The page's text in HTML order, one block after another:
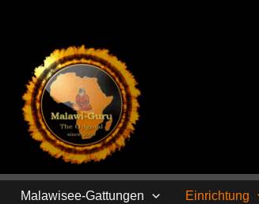
Malawisee-Gattungen Einrichtung